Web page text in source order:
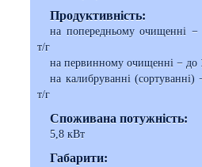
Продуктивність:
на попередньому очищенні
т/г
на первинному очищенні − до
на калибруванні
т/г
Споживана потужність:
5,8 кВт
Габарити: